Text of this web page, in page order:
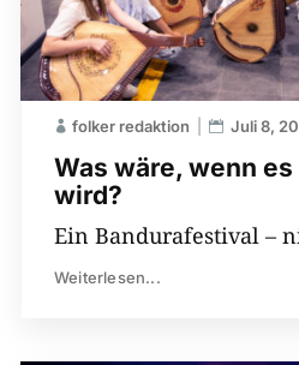
Was wäre, wenn
wird?
folker redaktion Juli 8,
Ein Bandurafestival –
Weiterlesen...